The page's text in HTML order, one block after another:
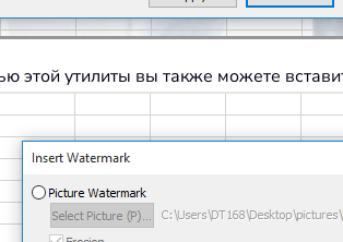
этой утилиты вы также можете